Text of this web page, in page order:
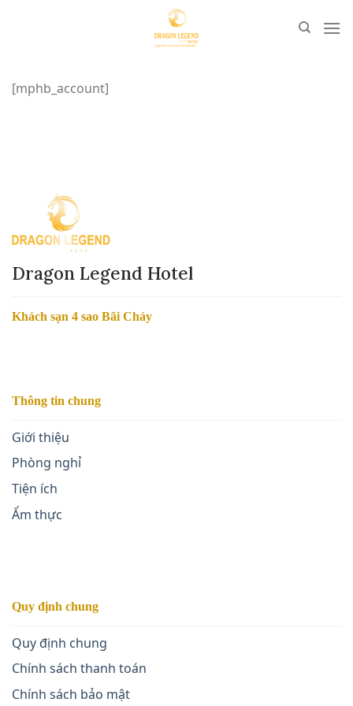
[mphb_account]
Dragon Legend Hotel
Khách sạn 4 sao Bãi Cháy
Thông tin chung
Giới thiệu
Phòng nghỉ
Tiện ích
Ẩm thực
Quy định chung
Quy định chung
Chính sách thanh toán
Chính sách bảo mật